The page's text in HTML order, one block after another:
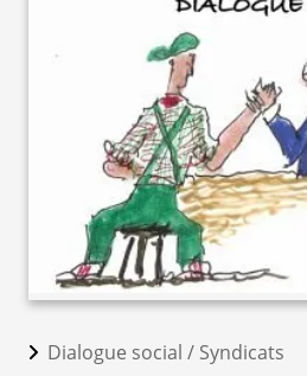
Dialogue social / Syndicats